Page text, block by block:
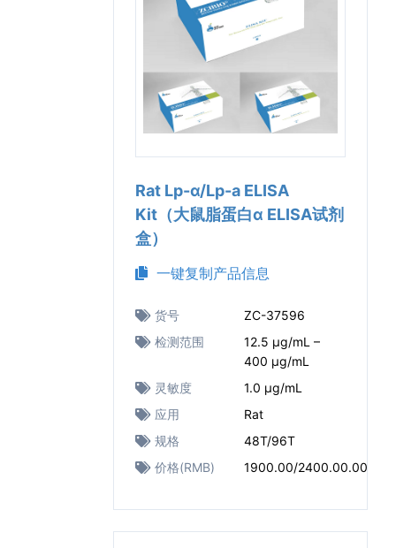
Rat Lp-α/Lp-a ELISA
Kit（大鼠脂蛋白α ELISA试剂
盒）
一键复制产品信息
货号
ZC-37596
检测范围
12.5 μg/mL –
400 μg/mL
灵敏度
1.0 μg/mL
应用
Rat
规格
48T/96T
价格(RMB)
1900.00/2400.00.00